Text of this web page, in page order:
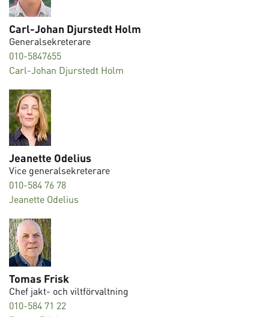
Carl-Johan Djurstedt Holm
Generalsekreterare
010-5847655
Carl-Johan Djurstedt Holm
Jeanette Odelius
Vice generalsekreterare
010-584 76 78
Jeanette Odelius
Tomas Frisk
Chef jakt- och viltförvaltning
010-584 71 22